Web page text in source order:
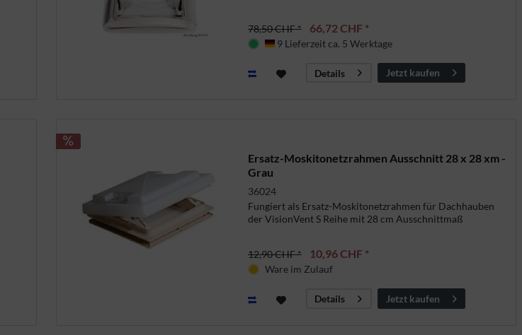
78,50 CHF * 66,72 CHF *
Deutschland
9 Lieferzeit ca. 5 Werktage
Details Jetzt kaufen
Ersatz-Moskitonetzrahmen Ausschnitt 28 x 28 xm -
Grau
36024
Fungiert als Ersatz-Moskitonetzrahmen für Dachhauben
der VisionVent S Reihe mit 28 cm Ausschnittmaß
12,90 CHF * 10,96 CHF *
Ware im Zulauf
Details Jetzt kaufen